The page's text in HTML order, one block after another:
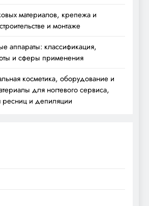
материалов, крепежа и
и монтаже
аппараты: классификация,
и сферы применения
косметика, оборудование и
для ногтевого сервиса,
и депиляции